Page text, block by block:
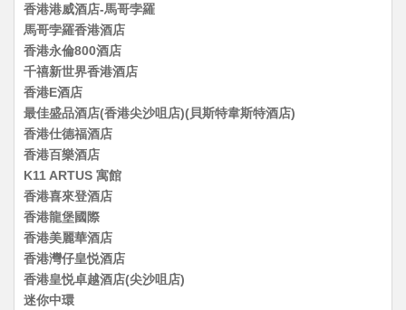
香港港威酒店-馬哥孛羅
馬哥孛羅香港酒店
香港永倫800酒店
千禧新世界香港酒店
香港E酒店
最佳盛品酒店(香港尖沙咀店)(貝斯特韋斯特酒店)
香港仕德福酒店
香港百樂酒店
K11 ARTUS 寓館
香港喜來登酒店
香港龍堡國際
香港美麗華酒店
香港灣仔皇悦酒店
香港皇悦卓越酒店(尖沙咀店)
迷你中環